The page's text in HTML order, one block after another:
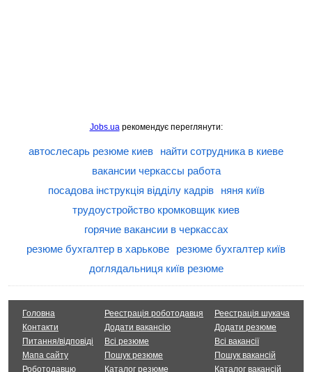
Jobs.uaрекомендує переглянути:
автослесарь резюме киев
найти сотрудника в киеве
вакансии черкассы работа
посадова інструкція відділу кадрів
няня київ
трудоустройство кромковщик киев
горячие вакансии в черкассах
резюме бухгалтер в харькове
резюме бухгалтер київ
доглядальниця київ резюме
Головна
Контакти
Питання/відповіді
Мапа сайту
Роботодавцю
Реестрація роботодавця
Додати вакансію
Всі резюме
Пошук резюме
Каталог резюме
Реестрація шукача
Додати резюме
Всі вакансії
Пошук вакансій
Каталог вакансій